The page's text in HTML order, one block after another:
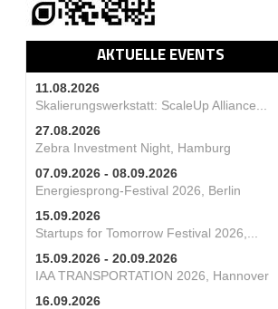
AKTUELLE EVENTS
11.08.2026
Skalierungswerkstatt: ScaleUp Alliance...
27.08.2026
Zebra Investment Night, Hamburg
07.09.2026 - 08.09.2026
Energiesprong-Festival 2026, Berlin
15.09.2026
Startups for Tomorrow Festival 2026,...
15.09.2026 - 20.09.2026
IAA TRANSPORTATION 2026, Hannover
16.09.2026